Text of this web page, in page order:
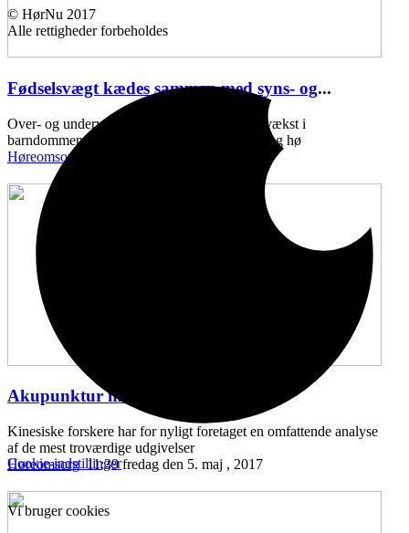
Fødselsvægt kædes sammen med syns- og...
Over- og undervægt ved fødslen, samt ringe vækst i
barndommen, kan kædes sammen med syns- og hø
Høreomsorg
11:43 onsdag den 10. maj , 2017
Akupunktur mod hørenedsættelse
Kinesiske forskere har for nyligt foretaget en omfattende analyse
af de mest troværdige udgivelser
Høreomsorg 11:39 fredag den 5. maj , 2017
© HørNu 2017
Alle rettigheder forbeholdes
Cookie-indstillinger
Vi bruger cookies